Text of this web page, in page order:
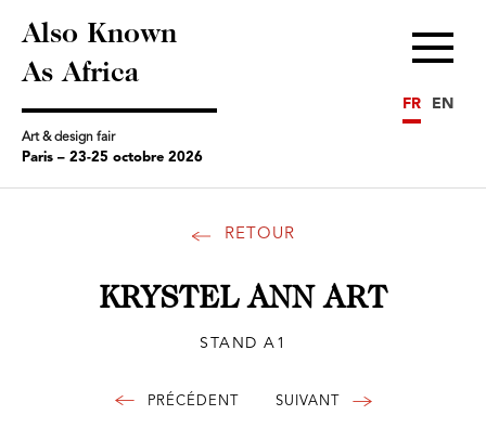
Also Known
As Africa
Art & design fair
Paris – 23-25 octobre 2026
Menu
FR EN
RETOUR
KRYSTEL ANN ART
STAND A1